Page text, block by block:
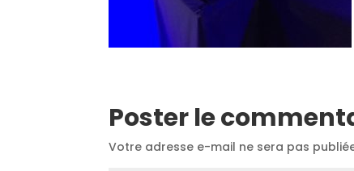
Poster le
Votre adresse e-mail ne sera pas